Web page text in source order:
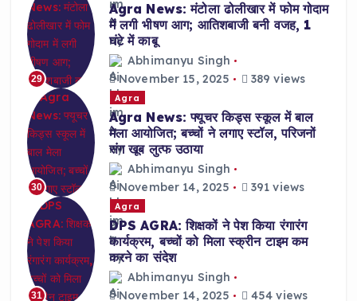
29
Agra News: मंटोला ढोलीखार में फोम गोदाम
में लगी भीषण आग; आतिशबाजी बनी वजह, 1
घंटे में काबू
Abhimanyu Singh
November 15, 2025
389 views
30
Agra
Agra News: फ्यूचर किड्स स्कूल में बाल
मेला आयोजित; बच्चों ने लगाए स्टॉल, परिजनों
संग खूब लुत्फ उठाया
Abhimanyu Singh
November 14, 2025
391 views
31
Agra
DPS AGRA: शिक्षकों ने पेश किया रंगारंग
कार्यक्रम, बच्चों को मिला स्क्रीन टाइम कम
करने का संदेश
Abhimanyu Singh
November 14, 2025
454 views